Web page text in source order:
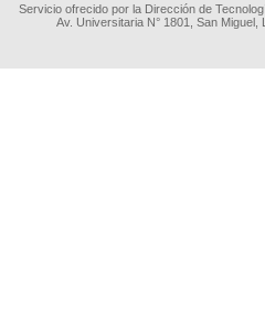
Servicio ofrecido por la Dirección de
Av. Universitaria N° 1801, San